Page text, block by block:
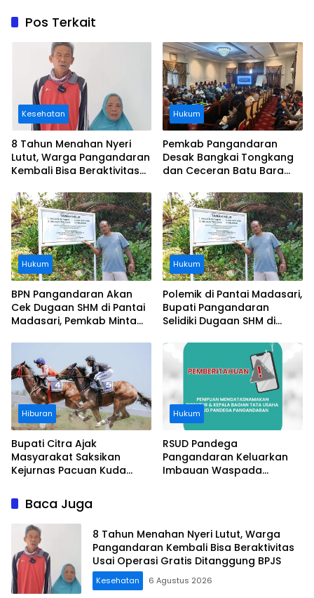
Pos Terkait
Kesehatan
8 Tahun Menahan Nyeri
Lutut, Warga Pangandaran
Kembali Bisa Beraktivitas
Ditanggung BPJS
Hukum
Pemkab Pangandaran
Desak Bangkai Tongkang
dan Ceceran Batu Bara
Buruknya Koordinasi
Perusahaan
Hukum
BPN Pangandaran Akan
Cek Dugaan SHM di Pantai
Madasari, Pemkab Minta
Hukum
Polemik di Pantai Madasari,
Bupati Pangandaran
Selidiki Dugaan SHM di
Pantai
Hiburan
Bupati Citra Ajak
Masyarakat Saksikan
Kejurnas Pacuan Kuda
Legokjawa
Hukum
RSUD Pandega
Pangandaran Keluarkan
Imbauan Waspada
Baca Juga
8 Tahun Menahan Nyeri Lutut, Warga
Pangandaran Kembali Bisa Beraktivitas
Usai Operasi Gratis Ditanggung BPJS
Kesehatan 6 Agustus 2026